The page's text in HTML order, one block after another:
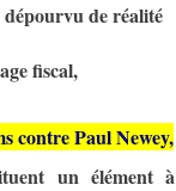
de réalité
fiscal,
contre Paul Newey,
un élément à